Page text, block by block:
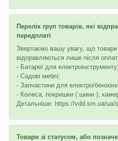
Перелік груп товарів, які
передплаті
Звертаємо вашу увагу, що товари
відправляються лише після
- Батареї для електроінструменту;
- Садові меблі;
- Запчастини для електро/
- Колеса, покришки ( шини ),
Детальніше: https://vdd.sm.ua/ua/
Товари зі статусом, або